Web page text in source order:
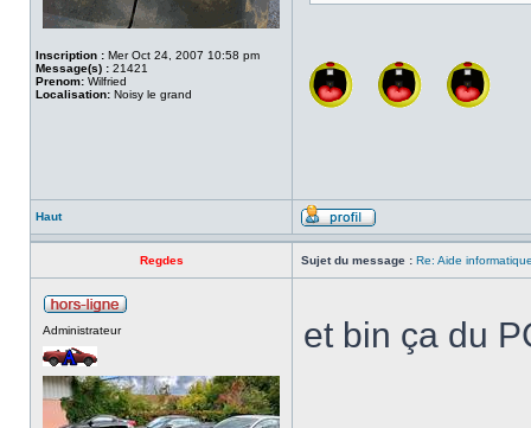
Inscription : Mer Oct 24, 2007 10:58 pm
Message(s) : 21421
Prenom: Wilfried
Localisation: Noisy le grand
Haut
Regdes Sujet du message : Re: Aide
Administrateur et bin ça du